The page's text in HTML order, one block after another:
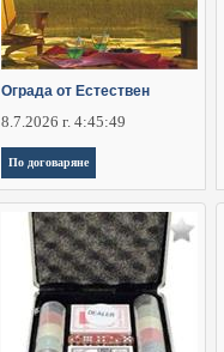
Ограда от Естествен
8.7.2026 г. 4:45:49
По договаряне